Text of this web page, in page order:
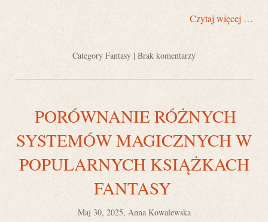
Czytaj więcej …
Category Fantasy |Brak komentarzy
PORÓWNANIE RÓŻNYCH
SYSTEMÓW MAGICZNYCH W
POPULARNYCH KSIĄŻKACH
FANTASY
Maj 30, 2025, Anna Kowalewska